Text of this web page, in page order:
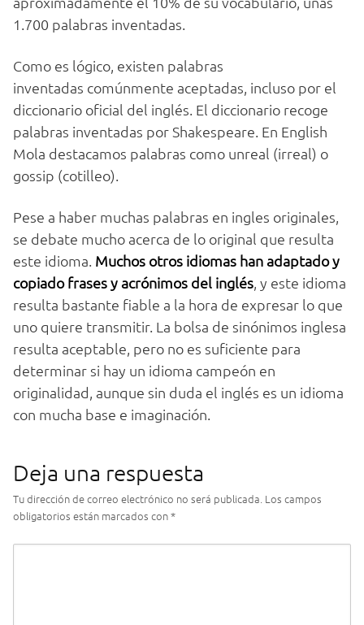
1.700 palabras inventadas.
Como es lógico, existen palabras
inventadas comúnmente aceptadas, incluso por el
diccionario oficial del inglés. El diccionario recoge
palabras inventadas por Shakespeare. En English
Mola destacamos palabras como unreal (irreal) o
gossip (cotilleo).
Pese a haber muchas palabras en ingles originales,
se debate mucho acerca de lo original que resulta
este idioma. Muchos otros idiomas han adaptado y
copiado frases y acrónimos del inglés , y este idioma
resulta bastante fiable a la hora de expresar lo que
uno quiere transmitir. La bolsa de sinónimos inglesa
resulta aceptable, pero no es suficiente para
determinar si hay un idioma campeón en
originalidad, aunque sin duda el inglés es un idioma
con mucha base e imaginación.
Deja una respuesta
Tu dirección de correo electrónico no será publicada. Los campos
obligatorios están marcados con*